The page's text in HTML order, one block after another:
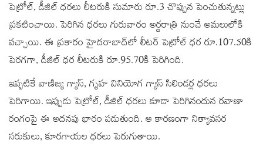
పెట్రోల్, డీజిల్ ధరలు లీటరుకి సుమారు రూ.3 చొప్పున పెంచుతున్నట్లు
ప్రకటించాయి. పెరిగిన ధరలు గురువారం అర్దరాత్రి నుంచే అమలులోకి
వచ్చాయి. ఈ ప్రకారం హైదరాబాద్‌లో లీటర్ పెట్రోల్ ధర రూ.107.50కి
పెరగగా, డీజిల్ ధర లీటరుకి రూ.95.70కి పెరిగింది.
ఇప్పటికే వాణిజ్య గ్యాస్, గృహ వినియోగ గ్యాస్ సిలిండర్ల ధరలు
పెరిగాయి. ఇప్పుడు పెట్రోల్, డీజిల్‌ ధరలు కూడా పెరిగినందున రవాణా
రంగంపై ఈ అదనపు భారం పడుతుంది. ఆ కారణంగా నిత్యావసర
సరుకులు, కూరగాయల ధరలు పెరుగుతాయి.